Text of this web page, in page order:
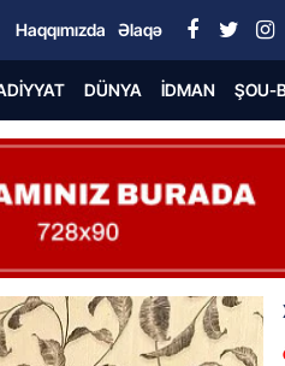
Haqqımızda Əlaqə
DÜNYA İDMAN ŞOU-